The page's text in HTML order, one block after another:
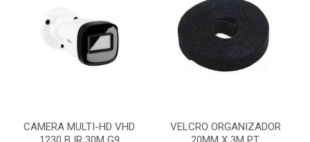
CAMERA MULTI-HD VHD
VELCRO ORGANIZADOR